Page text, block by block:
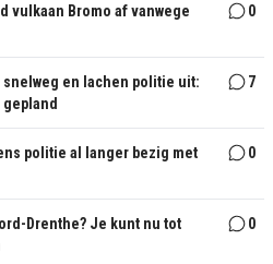
vulkaan Bromo af vanwege
0
en lachen politie uit:
7
politie al langer bezig met
0
Drenthe? Je kunt nu tot
0